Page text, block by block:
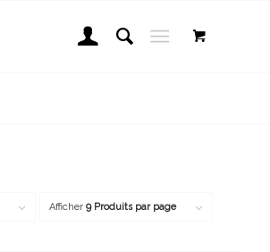
Afficher 9 Produits par page